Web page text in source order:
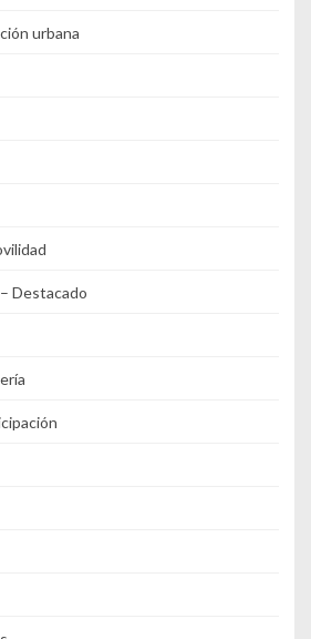
urbana
Destacado